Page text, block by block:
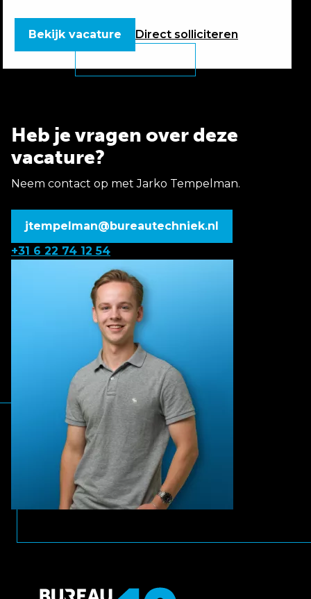
Direct solliciteren
Bekijk vacature
Heb je vragen over deze
vacature?
Neem contact op met Jarko Tempelman.
jtempelman@bureautechniek.nl
+31 6 22 74 12 54